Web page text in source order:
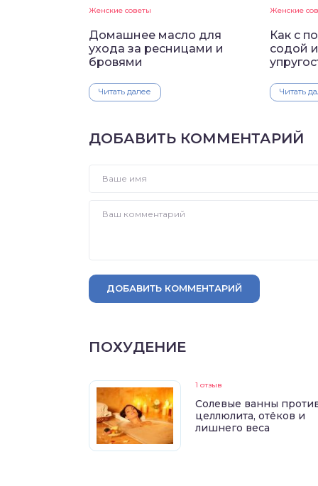
Женские советы
Домашнее масло для
ухода за ресницами и
бровями
Читать далее
Женские
Как с
содой
Читать
ДОБАВИТЬ КОММЕНТАРИЙ
ДОБАВИТЬ КОММЕНТАРИЙ
ПОХУДЕНИЕ
1 отзыв
Солевые ванны
целлюлита, отёков и
лишнего веса